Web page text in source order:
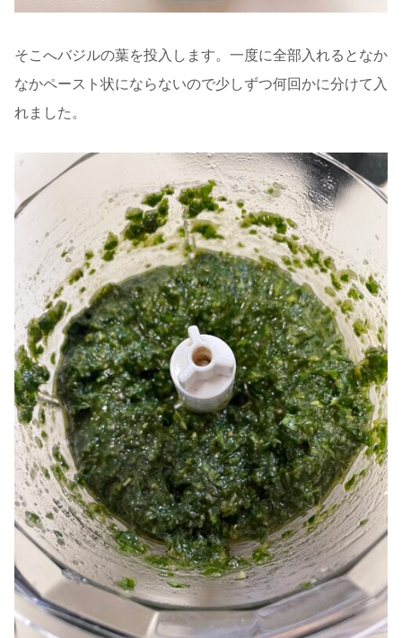
そこへバジルの葉を投入します。一度に全部入れるとなか
なかペースト状にならないので少しずつ何回かに分けて入
れました。